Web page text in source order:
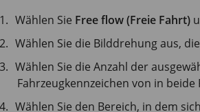
Wählen Sie Free flow (Freie Fahrt)
Wählen Sie die Bilddrehung aus,
Wählen Sie die Anzahl der
Fahrzeugkennzeichen von in
Wählen Sie den Bereich, in dem